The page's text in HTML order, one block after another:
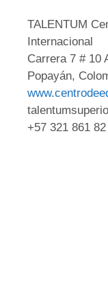
TALENTUM
Internacional
Carrera 7 # 10
Popayán,
+57 321 861